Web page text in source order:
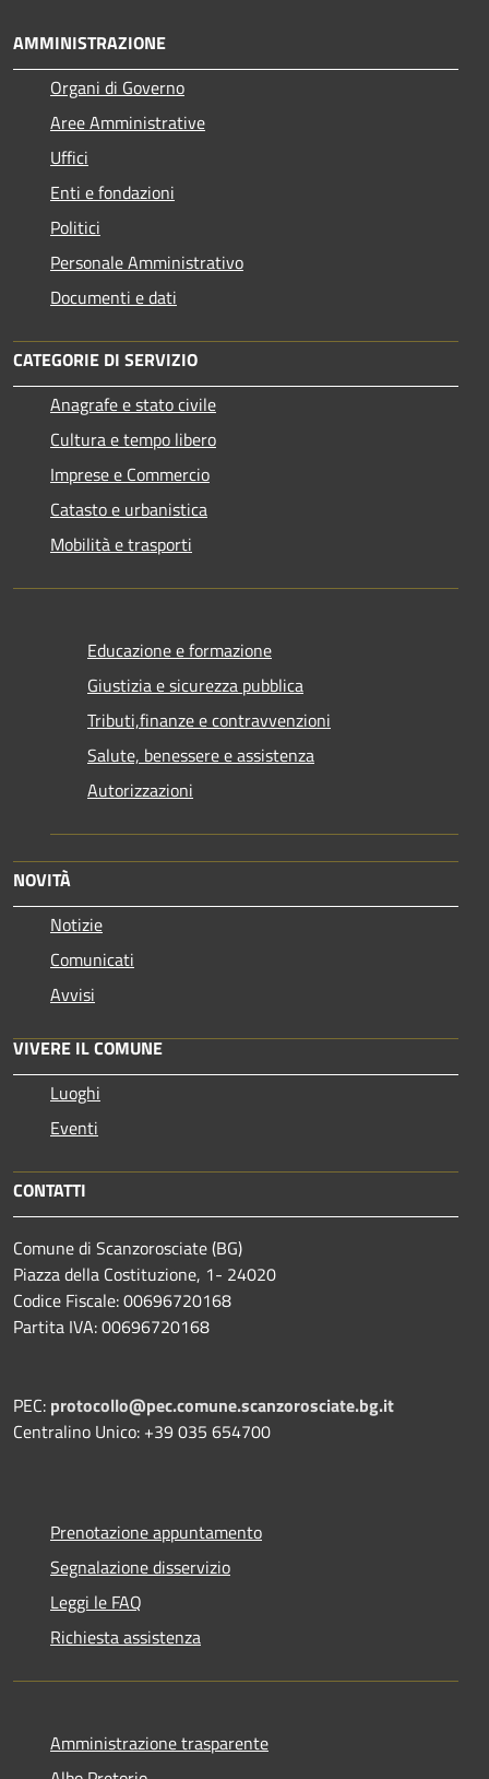
AMMINISTRAZIONE
Organi di Governo
Aree Amministrative
Uffici
Enti e fondazioni
Politici
Personale Amministrativo
Documenti e dati
CATEGORIE DI SERVIZIO
Anagrafe e stato civile
Cultura e tempo libero
Imprese e Commercio
Catasto e urbanistica
Mobilità e trasporti
Educazione e formazione
Giustizia e sicurezza pubblica
Tributi,finanze e contravvenzioni
Salute, benessere e assistenza
Autorizzazioni
NOVITÀ
Notizie
Comunicati
Avvisi
VIVERE IL COMUNE
Luoghi
Eventi
CONTATTI
Comune di Scanzorosciate (BG)
Piazza della Costituzione, 1- 24020
Codice Fiscale: 00696720168
Partita IVA: 00696720168
PEC: protocollo@pec.comune.scanzorosciate.bg.it
Centralino Unico: +39 035 654700
Prenotazione appuntamento
Segnalazione disservizio
Leggi le FAQ
Richiesta assistenza
Amministrazione trasparente